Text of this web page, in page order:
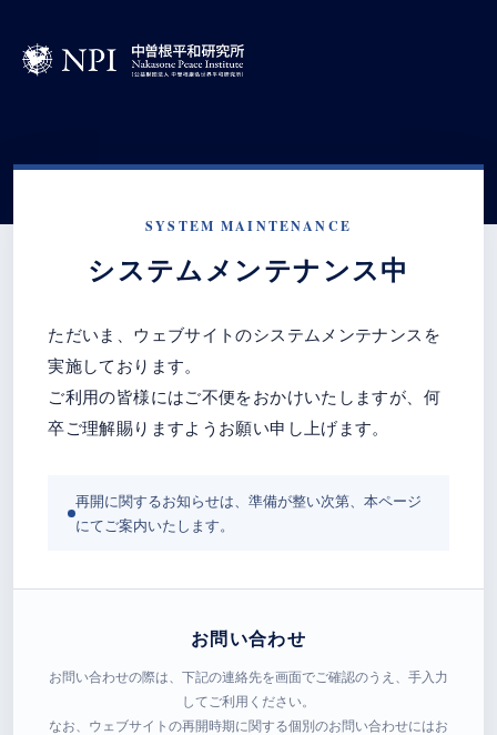
SYSTEM MAINTENANCE
システムメンテナンス中
ただいま、ウェブサイトのシステムメンテナンスを
実施しております。
ご利用の皆様にはご不便をおかけいたしますが、何
卒ご理解賜りますようお願い申し上げます。
再開に関するお知らせは、準備が整い次第、本ページ
にてご案内いたします。
お問い合わせ
お問い合わせの際は、下記の連絡先を画面でご確認のうえ、手入力
してご利用ください。
なお、ウェブサイトの再開時期に関する個別のお問い合わせにはお